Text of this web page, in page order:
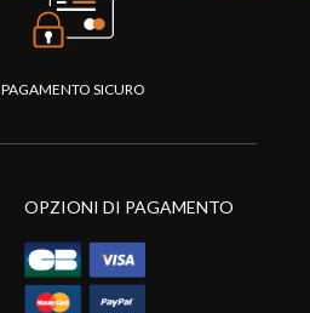
PAGAMENTO SICURO
OPZIONI DI PAGAMENTO